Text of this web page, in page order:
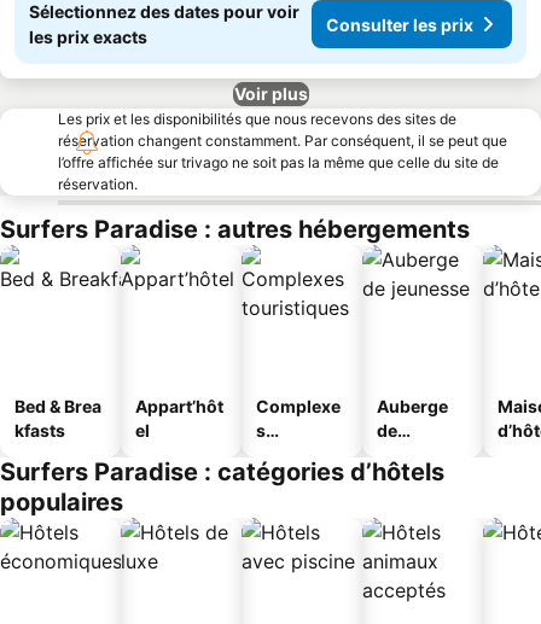
Sélectionnez des dates pour voir
les prix exacts
Consulter les prix
Voir plus
Les prix et les disponibilités que nous recevons des sites de
réservation changent constamment. Par conséquent, il se peut que
l’offre affichée sur trivago ne soit pas la même que celle du site de
réservation.
Surfers Paradise : autres hébergements
Bed & Brea
kfasts
Appart’hôt
el
Complexe
s
s
Auberge
de
Surfers Paradise : catégories d’hôtels
populaires